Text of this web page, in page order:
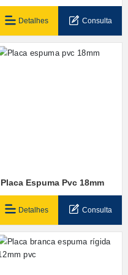
Mídia
Detalhes Consulta
Placa Espuma Pvc 18mm
Detalhes Consulta